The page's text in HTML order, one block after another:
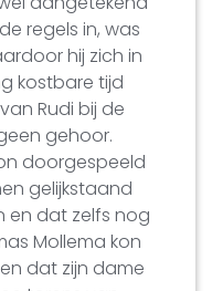
regels in, was
hij zich in
kostbare tijd
Rudi bij de
gehoor.
doorgespeeld
gelijkstaand
en dat zelfs nog
Mollema kon
dat zijn dame